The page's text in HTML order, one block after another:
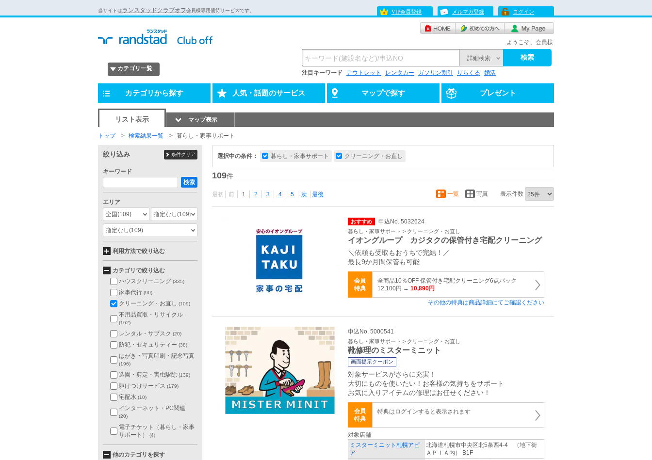
当サイトはランスタッドクラブオフ会員様専用優待サービスです。 VIP会員登録 メルマガ登録 ログイン
ようこそ、会員様
カテゴリ一覧
詳細検索 検索
注目キーワード アウトレット レンタカー ガソリン割引 りらくる 婚活
カテゴリから探す 人気・話題のサービス マップで探す プレゼント
リスト表示 マップ表示
トップ 検索結果一覧 暮らし・家事サポート
選択中の条件： 暮らし・家事サポート クリーニング・お直し
109件
最初 前 1 2 3 4 5 次 最後 一覧 写真 表示件数
おすすめ 申込No. 5032624
暮らし・家事サポート > クリーニング・お直し
イオングループ カジタクの保管付き宅配クリーニング
＼依頼も受取もおうちで完結！／
最長9か月間保管も可能
会員
特典
全商品10％OFF 保管付き宅配クリーニング6点パック
12,100円 → 10,890円
その他の特典は商品詳細にてご確認ください
申込No. 5000541
暮らし・家事サポート > クリーニング・お直し
靴修理のミスターミニット
画面提示クーポン
対象サービスがさらに充実！
大切にものを使いたい！お客様の気持ちをサポート
お気に入りアイテムの修理はお任せください！
会員
特典
特典はログインすると表示されます
対象店舗
ミスターミニット札幌アピ
ア
北海道札幌市中央区北5条西4-4 （地下街
ＡＰＩＡ内） B1F
絞り込み 条件クリア
キーワード
検索
エリア
全国(109) 指定なし(109)
指定なし(109)
利用方法で絞り込む
カテゴリで絞り込む
ハウスクリーニング (335)
家事代行 (90)
クリーニング・お直し (109)
不用品買取・リサイクル
(162)
レンタル・サブスク (20)
防犯・セキュリティー (38)
はがき・写真印刷・記念写真
(196)
造園・剪定・害虫駆除 (139)
駆けつけサービス (179)
宅配水 (10)
インターネット・PC関連
(20)
電子チケット（暮らし・家事
サポート）
(4)
他のカテゴリを探す